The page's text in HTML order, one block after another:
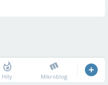
Hity Mikroblog